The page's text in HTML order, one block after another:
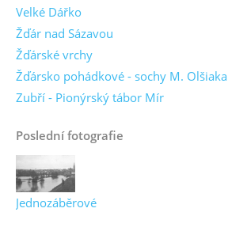
Velké Dářko
Žďár nad Sázavou
Žďárské vrchy
Žďársko pohádkové - sochy M. Olšiaka
Zubří - Pionýrský tábor Mír
Poslední fotografie
Jednozáběrové